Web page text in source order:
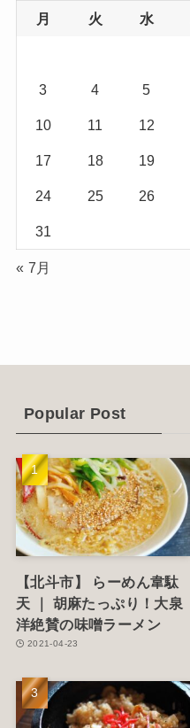
(3)
(10)
(2)
(4)
(5)
月 火 水
3 4 5
10 11 12
17 18 19
24 25 26
31
« 7月
Popular Post
【北斗市】 らーめん韋駄
天 ｜ 胡麻たっぷり！大泉
洋絶賛の味噌ラーメン
2021-04-23